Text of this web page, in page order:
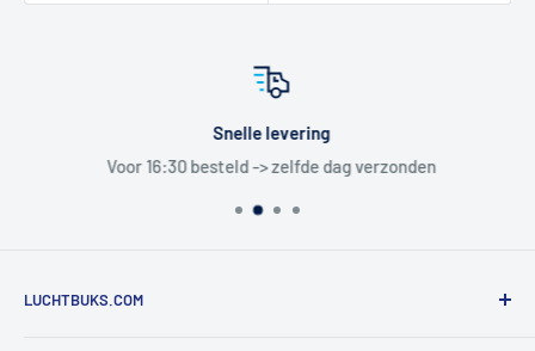
Snelle levering
Voor 16:30 besteld -> zelfde dag verzonden
LUCHTBUKS.COM